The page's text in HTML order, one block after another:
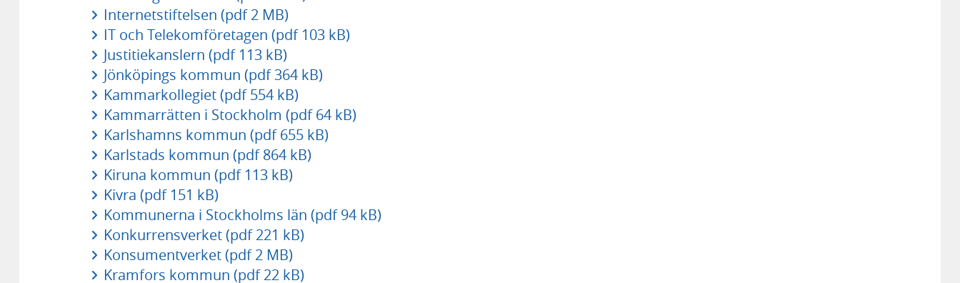
Internetstiftelsen (pdf 2 MB)
IT och Telekomföretagen (pdf 103 kB)
Justitiekanslern (pdf 113 kB)
Jönköpings kommun (pdf 364 kB)
Kammarkollegiet (pdf 554 kB)
Kammarrätten i Stockholm (pdf 64 kB)
Karlshamns kommun (pdf 655 kB)
Karlstads kommun (pdf 864 kB)
Kiruna kommun (pdf 113 kB)
Kivra (pdf 151 kB)
Kommunerna i Stockholms län (pdf 94 kB)
Konkurrensverket (pdf 221 kB)
Konsumentverket (pdf 2 MB)
Kramfors kommun (pdf 22 kB)